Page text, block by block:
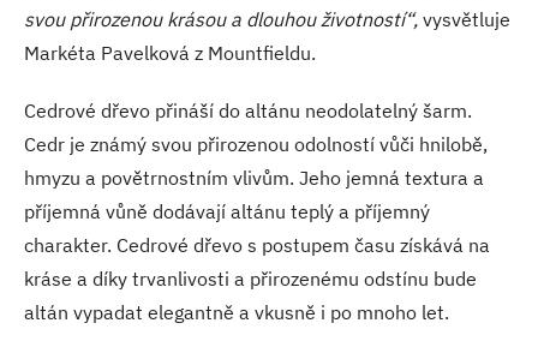
svou přirozenou krásou a dlouhou životností“, vysvětluje
Markéta Pavelková z Mountfieldu.
Cedrové dřevo přináší do altánu neodolatelný šarm.
Cedr je známý svou přirozenou odolností vůči hnilobě,
hmyzu a povětrnostním vlivům. Jeho jemná textura a
příjemná vůně dodávají altánu teplý a příjemný
charakter. Cedrové dřevo s postupem času získává na
kráse a díky trvanlivosti a přirozenému odstínu bude
altán vypadat elegantně a vkusně i po mnoho let.